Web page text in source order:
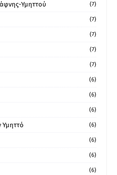
Υμηττού (7)
(7)
(7)
(7)
(7)
(6)
(6)
(6)
Υμηττό (6)
(6)
(6)
(6)